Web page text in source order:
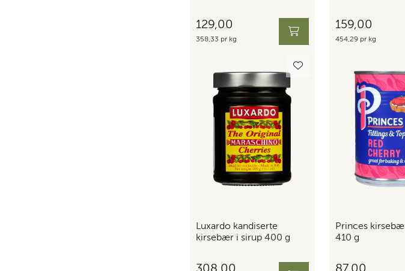
129,00
358,33 pr kg
159,00
454,29 pr kg
Luxardo kandiserte
kirsebær i sirup 400 g
Princes
410 g